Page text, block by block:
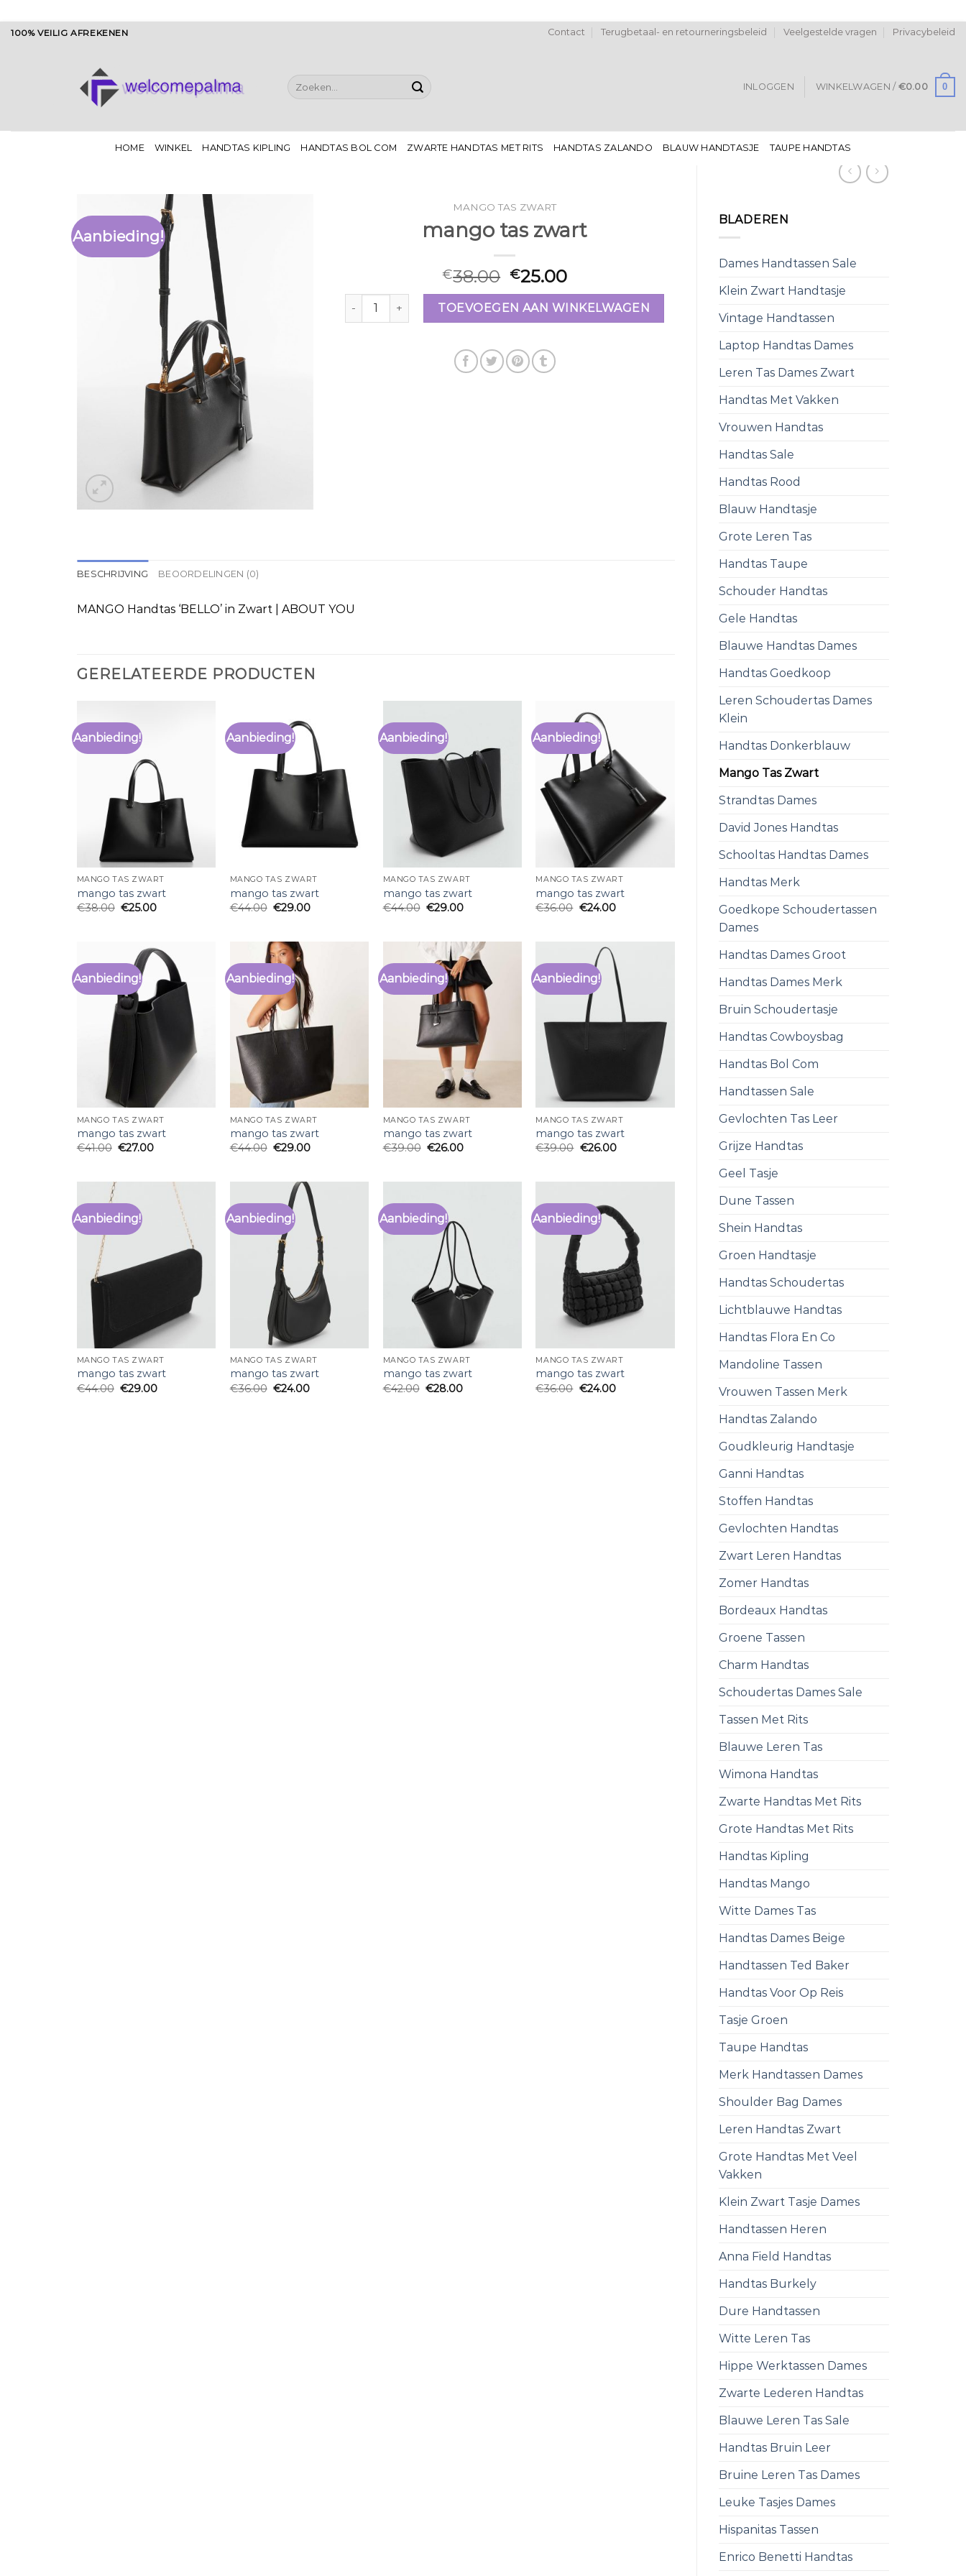
Ga100% VEILIG AFREKENEN Contact Terugbetaal- en retourneringsbeleid Veelgestelde vragen Privacybeleid
Zoeken
naar:
INLOGGEN WINKELWAGEN / €0.00 0
HOME WINKEL HANDTAS KIPLING HANDTAS BOL COM ZWARTE HANDTAS MET RITS HANDTAS ZALANDO BLAUW HANDTASJE TAUPE HANDTAS
BLADEREN
Dames Handtassen Sale
Klein Zwart Handtasje
Vintage Handtassen
Laptop Handtas Dames
Leren Tas Dames Zwart
Handtas Met Vakken
Vrouwen Handtas
Handtas Sale
Handtas Rood
Blauw Handtasje
Grote Leren Tas
Handtas Taupe
Schouder Handtas
Gele Handtas
Blauwe Handtas Dames
Handtas Goedkoop
Leren Schoudertas Dames
Klein
Handtas Donkerblauw
Mango Tas Zwart
Strandtas Dames
David Jones Handtas
Schooltas Handtas Dames
Handtas Merk
Goedkope Schoudertassen
Dames
Handtas Dames Groot
Handtas Dames Merk
Bruin Schoudertasje
Handtas Cowboysbag
Handtas Bol Com
Handtassen Sale
Gevlochten Tas Leer
Grijze Handtas
Geel Tasje
Dune Tassen
Shein Handtas
Groen Handtasje
Handtas Schoudertas
Lichtblauwe Handtas
Handtas Flora En Co
Mandoline Tassen
Vrouwen Tassen Merk
Handtas Zalando
Goudkleurig Handtasje
Ganni Handtas
Stoffen Handtas
Gevlochten Handtas
Zwart Leren Handtas
Zomer Handtas
Bordeaux Handtas
Groene Tassen
Charm Handtas
Schoudertas Dames Sale
Tassen Met Rits
Blauwe Leren Tas
Wimona Handtas
Zwarte Handtas Met Rits
Grote Handtas Met Rits
Handtas Kipling
Handtas Mango
Witte Dames Tas
Handtas Dames Beige
Handtassen Ted Baker
Handtas Voor Op Reis
Tasje Groen
Taupe Handtas
Merk Handtassen Dames
Shoulder Bag Dames
Leren Handtas Zwart
Grote Handtas Met Veel
Vakken
Klein Zwart Tasje Dames
Handtassen Heren
Anna Field Handtas
Handtas Burkely
Dure Handtassen
Witte Leren Tas
Hippe Werktassen Dames
Zwarte Lederen Handtas
Blauwe Leren Tas Sale
Handtas Bruin Leer
Bruine Leren Tas Dames
Leuke Tasjes Dames
Hispanitas Tassen
Enrico Benetti Handtas
Aanbieding!
MANGO TAS ZWART
mango tas zwart
€38.00 €25.00
mango tas zwart aantalTOEVOEGEN AAN WINKELWAGEN
BESCHRIJVING BEOORDELINGEN (0)
MANGO Handtas ‘BELLO’ in Zwart | ABOUT YOU
GERELATEERDE PRODUCTEN
Aanbieding!
MANGO TAS ZWART
mango tas zwart
€38.00 €25.00
Aanbieding!
MANGO TAS ZWART
mango tas zwart
€44.00 €29.00
Aanbieding!
MANGO TAS ZWART
mango tas zwart
€44.00 €29.00
Aanbieding!
MANGO TAS ZWART
mango tas zwart
€36.00 €24.00
Aanbieding!
MANGO TAS ZWART
mango tas zwart
€41.00 €27.00
Aanbieding!
MANGO TAS ZWART
mango tas zwart
€44.00 €29.00
Aanbieding!
MANGO TAS ZWART
mango tas zwart
€39.00 €26.00
Aanbieding!
MANGO TAS ZWART
mango tas zwart
€39.00 €26.00
Aanbieding!
MANGO TAS ZWART
mango tas zwart
€44.00 €29.00
Aanbieding!
MANGO TAS ZWART
mango tas zwart
€36.00 €24.00
Aanbieding!
MANGO TAS ZWART
mango tas zwart
€42.00 €28.00
Aanbieding!
MANGO TAS ZWART
mango tas zwart
€36.00 €24.00